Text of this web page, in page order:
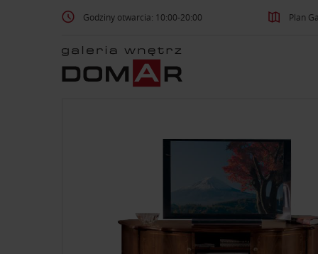
Godziny otwarcia: 10:00-20:00 Plan